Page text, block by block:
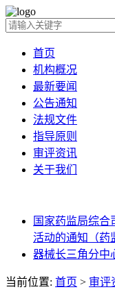
首页
机构概况
最新要闻
公告通知
法规文件
指导原则
审评资讯
关于我们
国家药监局综合
活动的通知（药
器械长三角分中
当前位置: 首页 > 审评